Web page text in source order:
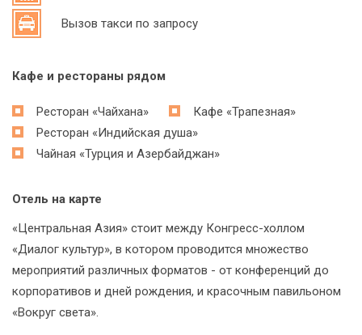
Вызов такси по запросу
Кафе и рестораны рядом
Ресторан «Чайхана»
Кафе «Трапезная»
Ресторан «Индийская душа»
Чайная «Турция и Азербайджан»
Отель на карте
«Центральная Азия» стоит между Конгресс-холлом
«Диалог культур», в котором проводится множество
мероприятий различных форматов - от конференций до
корпоративов и дней рождения, и красочным павильоном
«Вокруг света».